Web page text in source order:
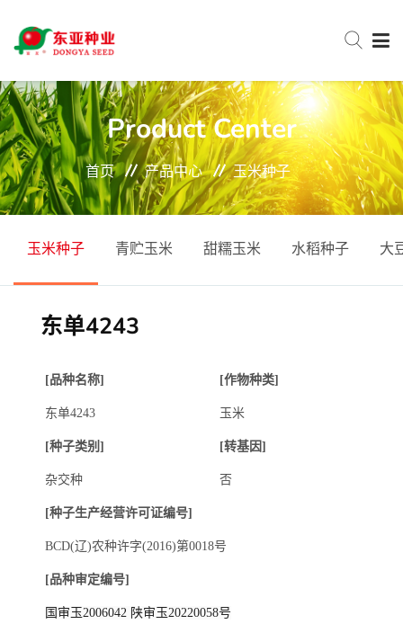
网站首页
关于东亚
新闻中心
官方商城
Product Center
首页 产品中心 玉米种子
玉米种子 青贮玉米 甜糯玉米 水稻种子 大
东单4243
[品种名称] [作物种类]
东单4243 玉米
[种子类别] [转基因]
杂交种 否
[种子生产经营许可证编号]
BCD(辽)农种许字(2016)第0018号
[品种审定编号]
国审玉2006042 陕审玉20220058号